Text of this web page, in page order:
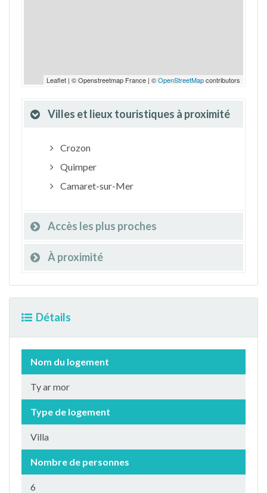
Leaflet | © Openstreetmap France | ©OpenStreetMapcontributors
Villes et lieux touristiques à proximité
Crozon
Quimper
Camaret-sur-Mer
Accès les plus proches
À proximité
Détails
Nom du logement
Ty ar mor
Type de logement
Villa
Nombre de personnes
6